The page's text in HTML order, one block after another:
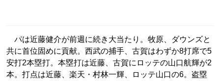
パは近藤健介が前週に続き大当たり。牧原、ダウンズと
共に首位固めに貢献。西武の捕手、古賀はわずか8打席で5
安打2本塁打。本塁打は近藤、古賀にロッテの山口航輝が2
本。打点は近藤、楽天・村林一輝、ロッテ山口の6。盗塁